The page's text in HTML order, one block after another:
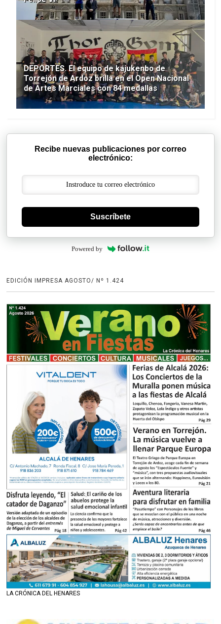
DEPORTES. El equipo de kajukenbo de
Torrejón de Ardoz brilla en el Open Nacional
de Artes Marciales con 84 medallas
Recibe nuevas publicaciones por correo
electrónico:
Suscríbete
Powered by
EDICIÓN IMPRESA AGOSTO/ Nº 1.424
LA CRÓNICA DEL HENARES